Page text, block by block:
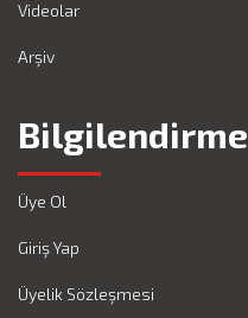
Videolar
Arşiv
Bilgilendirme
Üye Ol
Giriş Yap
Üyelik Sözleşmesi